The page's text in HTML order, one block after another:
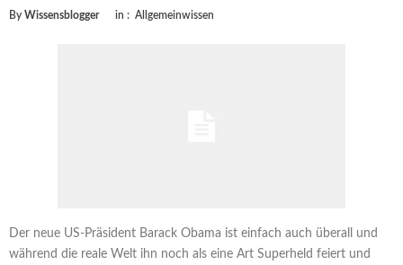
By Wissensblogger in : Allgemeinwissen
Der neue US-Präsident Barack Obama ist einfach auch überall und
während die reale Welt ihn noch als eine Art Superheld feiert und